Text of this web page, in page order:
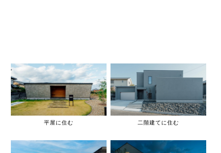
平屋に住む 二階建てに住む